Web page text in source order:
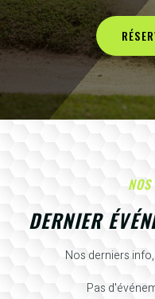
DERNIER
Nos derniers
Pas